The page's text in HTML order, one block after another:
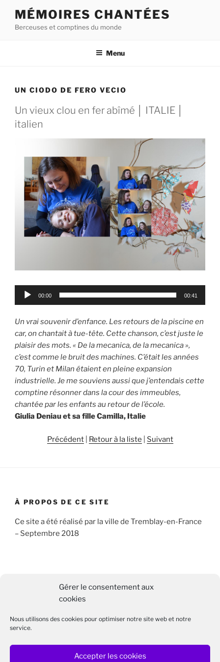
Gérer le consentement aux
cookies
Nous utilisons des cookies pour optimiser notre site web et notre
service.
Accepter les cookies
contenu
MÉMOIRES CHANTÉES
Berceuses et comptines du monde
Menu
UN CIODO DE FERO VECIO
Un vieux clou en fer abîmé │ ITALIE │
italien
Lecteur
00:00 00:41
Un vrai souvenir d’enfance. Les retours de la piscine en
car, on chantait à tue-tête. Cette chanson, c’est juste le
plaisir des mots. « De la mecanica, de la mecanica »,
c’est comme le bruit des machines. C’était les années
70, Turin et Milan étaient en pleine expansion
industrielle. Je me souviens aussi que j’entendais cette
comptine résonner dans la cour des immeubles,
chantée par les enfants au retour de l’école.
Giulia Deniau et sa fille Camilla, Italie
Précédent| Retour à la liste Suivant
À PROPOS DE CE SITE
Ce site a été réalisé par la ville de Tremblay-en-France
– Septembre 2018
:
Twitter